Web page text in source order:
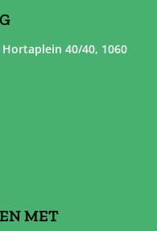
40/40, 1060
MET